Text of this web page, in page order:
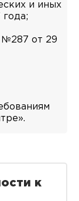
и иных
№287 от 29
к